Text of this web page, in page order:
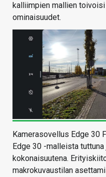
kalliimpien mallien
ominaisuudet.
Kamerasovellus Edge 30
Edge 30 -malleista
kokonaisuutena.
makrokuvaustilan